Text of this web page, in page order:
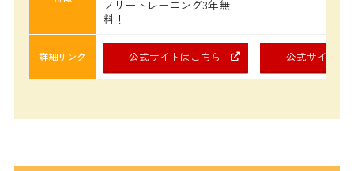
フリートレーニング3年無
料！
詳細リンク 公式サイトはこちら 公式サイトは